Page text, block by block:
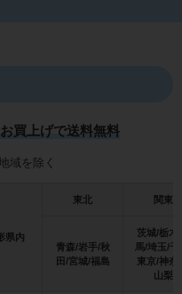
買上げで送料無料
域を除く
県内
東北 関東
青森/岩手/秋
田/宮城/福島
茨城/栃木
馬/埼玉/千
東京/神奈
山梨